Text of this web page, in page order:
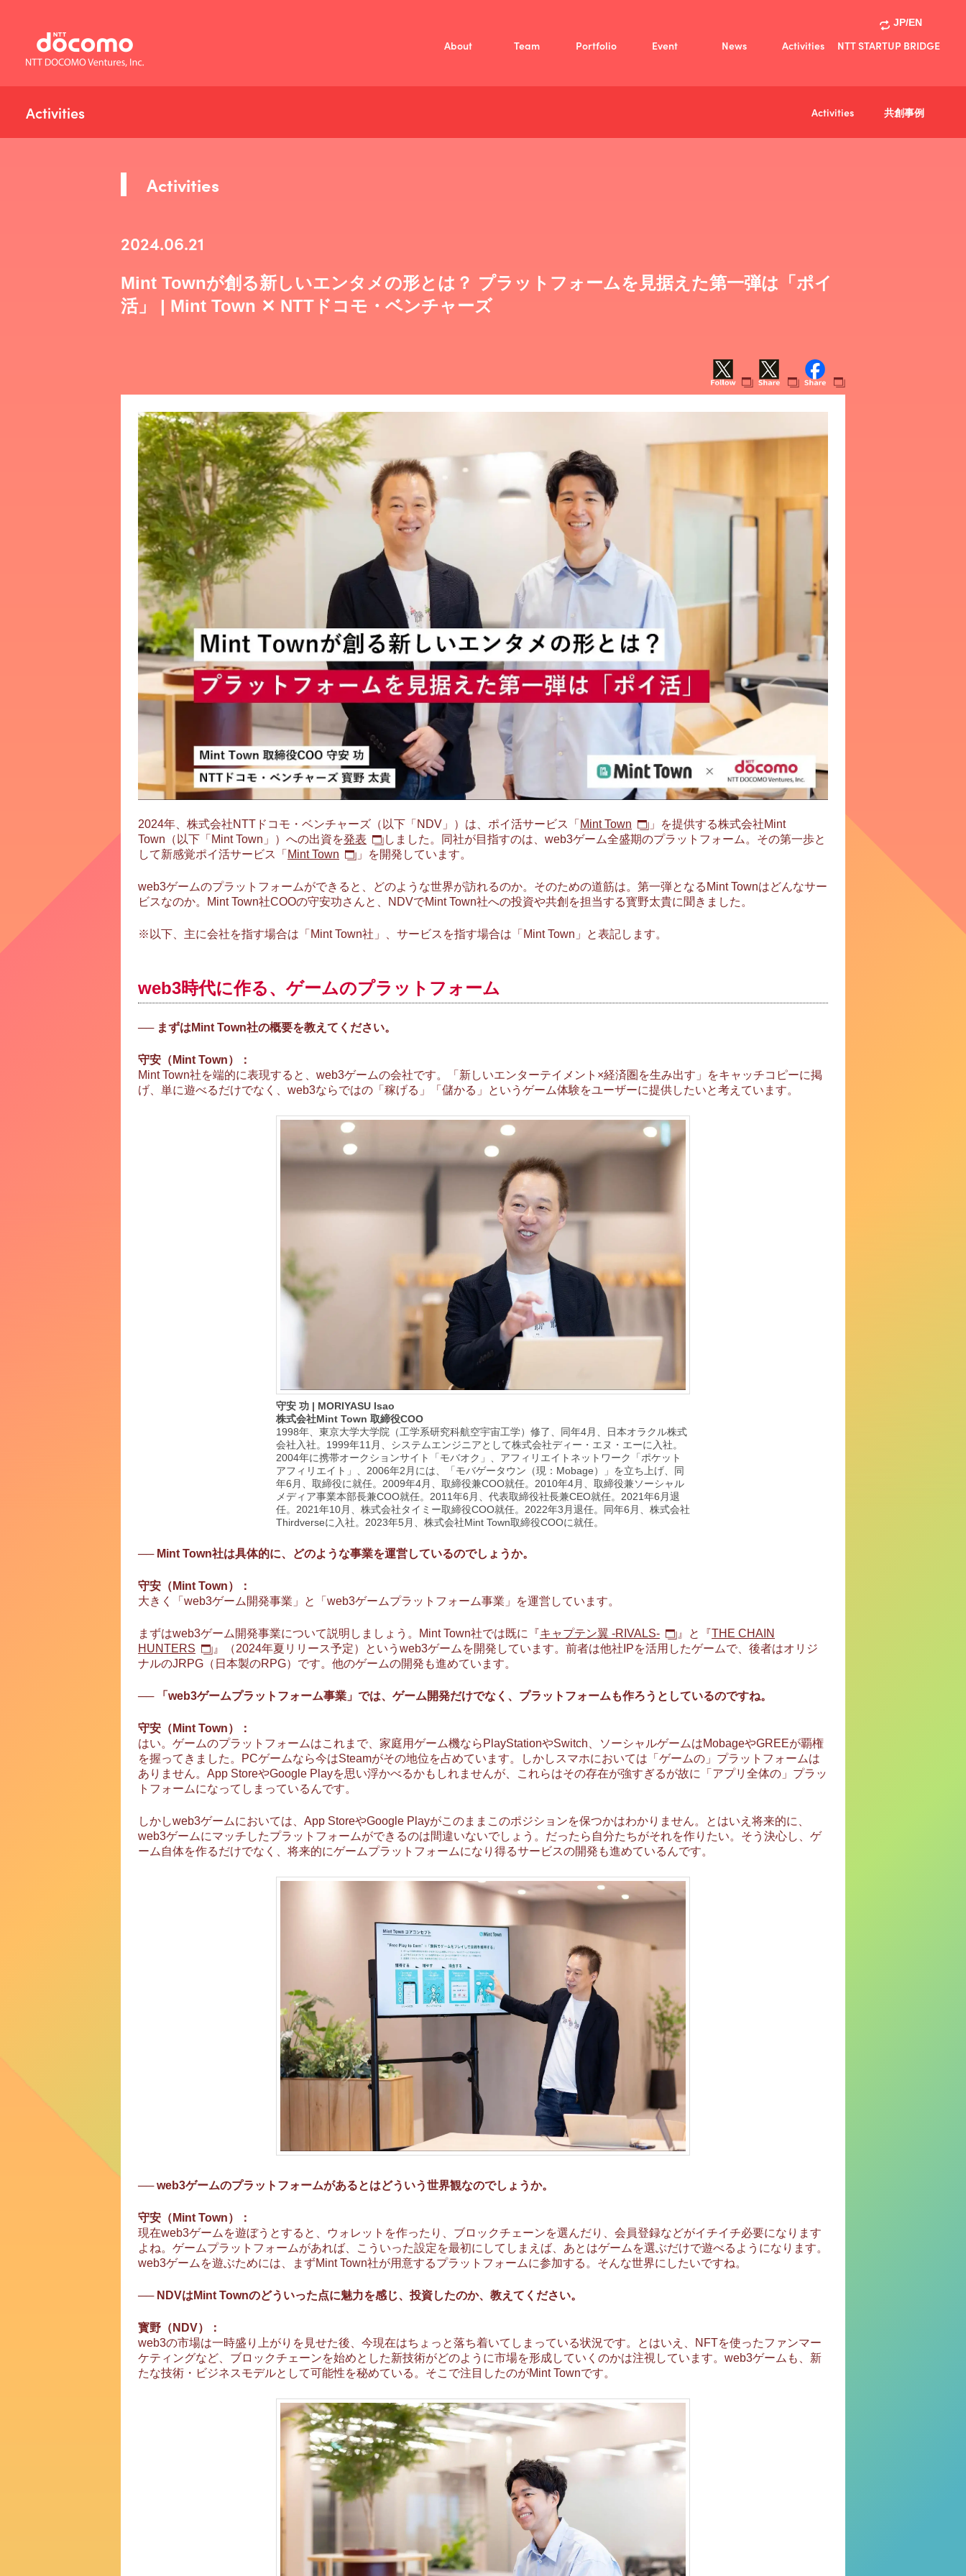
JP/EN
About
ファンド概要
Team
Portfolio Event News
Activities
NTT STARTUP BRIDGE
Activities Activities 共創事例
Activities
2024.06.21
Mint Townが創る新しいエンタメの形とは？ プラットフォームを見据えた第一弾は「ポイ
活」 | Mint Town ✕ NTTドコモ・ベンチャーズ
2024年、株式会社NTTドコモ・ベンチャーズ（以下「NDV」）は、ポイ活サービス「 Mint Town
」を提供する株式会社Mint
Town（以下「Mint Town」）への出資を発表
しました。同社が目指すのは、web3ゲーム全盛期のプラットフォーム。その第一歩と
して新感覚ポイ活サービス「 Mint Town 」を開発しています。
web3ゲームのプラットフォームができると、どのような世界が訪れるのか。そのための道筋は。第一弾となるMint Townはどんなサー
ビスなのか。Mint Town社COOの守安功さんと、NDVでMint Town社への投資や共創を担当する寳野太貴に聞きました。
※以下、主に会社を指す場合は「Mint Town社」、サービスを指す場合は「Mint Town」と表記します。
web3時代に作る、ゲームのプラットフォーム
── まずはMint Town社の概要を教えてください。
守安（Mint Town）：
Mint Town社を端的に表現すると、web3ゲームの会社です。「新しいエンターテイメント×経済圏を生み出す」をキャッチコピーに掲
げ、単に遊べるだけでなく、web3ならではの「稼げる」「儲かる」というゲーム体験をユーザーに提供したいと考えています。
守安 功 | MORIYASU Isao
株式会社Mint Town 取締役COO
1998年、東京大学大学院（工学系研究科航空宇宙工学）修了、同年4月、日本オラクル株式
会社入社。1999年11月、システムエンジニアとして株式会社ディー・エヌ・エーに入社。
2004年に携帯オークションサイト「モバオク」、アフィリエイトネットワーク「ポケット
アフィリエイト」、2006年2月には、「モバゲータウン（現：Mobage）」を立ち上げ、同
年6月、取締役に就任。2009年4月、取締役兼COO就任。2010年4月、取締役兼ソーシャル
メディア事業本部長兼COO就任。2011年6月、代表取締役社長兼CEO就任。2021年6月退
任。2021年10月、株式会社タイミー取締役COO就任。2022年3月退任。同年6月、株式会社
Thirdverseに入社。2023年5月、株式会社Mint Town取締役COOに就任。
── Mint Town社は具体的に、どのような事業を運営しているのでしょうか。
守安（Mint Town）：
大きく「web3ゲーム開発事業」と「web3ゲームプラットフォーム事業」を運営しています。
まずはweb3ゲーム開発事業について説明しましょう。Mint Town社では既に『キャプテン翼 -RIVALS- 』と『THE CHAIN
HUNTERS
』（2024年夏リリース予定）というweb3ゲームを開発しています。前者は他社IPを活用したゲームで、後者はオリジ
ナルのJRPG（日本製のRPG）です。他のゲームの開発も進めています。
── 「web3ゲームプラットフォーム事業」では、ゲーム開発だけでなく、プラットフォームも作ろうとしているのですね。
守安（Mint Town）：
はい。ゲームのプラットフォームはこれまで、家庭用ゲーム機ならPlayStationやSwitch、ソーシャルゲームはMobageやGREEが覇権
を握ってきました。PCゲームなら今はSteamがその地位を占めています。しかしスマホにおいては「ゲームの」プラットフォームは
ありません。App StoreやGoogle Playを思い浮かべるかもしれませんが、これらはその存在が強すぎるが故に「アプリ全体の」プラッ
トフォームになってしまっているんです。
しかしweb3ゲームにおいては、App StoreやGoogle Playがこのままこのポジションを保つかはわかりません。とはいえ将来的に、
web3ゲームにマッチしたプラットフォームができるのは間違いないでしょう。だったら自分たちがそれを作りたい。そう決心し、ゲ
ーム自体を作るだけでなく、将来的にゲームプラットフォームになり得るサービスの開発も進めているんです。
── web3ゲームのプラットフォームがあるとはどういう世界観なのでしょうか。
守安（Mint Town）：
現在web3ゲームを遊ぼうとすると、ウォレットを作ったり、ブロックチェーンを選んだり、会員登録などがイチイチ必要になります
よね。ゲームプラットフォームがあれば、こういった設定を最初にしてしまえば、あとはゲームを選ぶだけで遊べるようになります。
web3ゲームを遊ぶためには、まずMint Town社が用意するプラットフォームに参加する。そんな世界にしたいですね。
── NDVはMint Townのどういった点に魅力を感じ、投資したのか、教えてください。
寳野（NDV）：
web3の市場は一時盛り上がりを見せた後、今現在はちょっと落ち着いてしまっている状況です。とはいえ、NFTを使ったファンマー
ケティングなど、ブロックチェーンを始めとした新技術がどのように市場を形成していくのかは注視しています。web3ゲームも、新
たな技術・ビジネスモデルとして可能性を秘めている。そこで注目したのがMint Townです。